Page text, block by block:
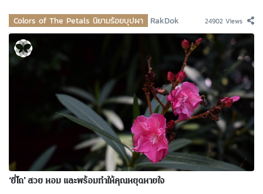
Colors of The Petals นิยามร้อยบุปผา RakDok 24902 Views
‘ยี่โถ’ สวย หอม และพร้อมทำให้คุณหยุดหายใจ